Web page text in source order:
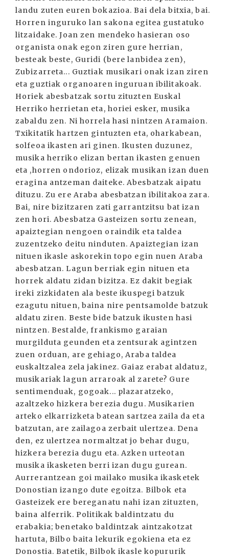
landu zuten euren bokazioa. Bai dela bitxia, bai.
Horren inguruko lan sakona egitea gustatuko
litzaidake. Joan zen mendeko hasieran oso
organista onak egon ziren gure herrian,
besteak beste, Guridi (bere lanbidea zen),
Zubizarreta... Guztiak musikari onak izan ziren
eta guztiak organoaren inguruan ibilitakoak.
Horiek abesbatzak sortu zituzten Euskal
Herriko herrietan eta, horiei esker, musika
zabaldu zen. Ni horrela hasi nintzen Aramaion.
Txikitatik hartzen gintuzten eta, oharkabean,
solfeoa ikasten ari ginen. Ikusten duzunez,
musika herriko elizan bertan ikasten genuen
eta ,horren ondorioz, elizak musikan izan duen
eragina antzeman daiteke. Abesbatzak aipatu
dituzu. Zu ere Araba abesbatzan ibilitakoa zara.
Bai, nire bizitzaren zati garrantzitsu bat izan
zen hori. Abesbatza Gasteizen sortu zenean,
apaiztegian nengoen oraindik eta taldea
zuzentzeko deitu ninduten. Apaiztegian izan
nituen ikasle askorekin topo egin nuen Araba
abesbatzan. Lagun berriak egin nituen eta
horrek aldatu zidan bizitza. Ez dakit begiak
ireki zizkidaten ala beste ikuspegi batzuk
ezagutu nituen, baina nire pentsamolde batzuk
aldatu ziren. Beste bide batzuk ikusten hasi
nintzen. Bestalde, frankismo garaian
murgilduta geunden eta zentsurak agintzen
zuen orduan, are gehiago, Araba taldea
euskaltzalea zela jakinez. Gaiaz erabat aldatuz,
musikariak lagun arraroak al zarete? Gure
sentimenduak, gogoak... plazaratzeko,
azaltzeko hizkera berezia dugu. Musikarien
arteko elkarrizketa batean sartzea zaila da eta
batzutan, are zailagoa zerbait ulertzea. Dena
den, ez ulertzea normaltzat jo behar dugu,
hizkera berezia dugu eta. Azken urteotan
musika ikasketen berri izan dugu gurean.
Aurrerantzean goi mailako musika ikasketek
Donostian izango dute egoitza. Bilbok eta
Gasteizek ere bereganatu nahi izan zituzten,
baina alferrik. Politikak baldintzatu du
erabakia; benetako baldintzak aintzakotzat
hartuta, Bilbo baita lekurik egokiena eta ez
Donostia. Batetik, Bilbok ikasle kopururik